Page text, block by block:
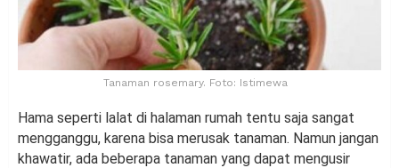
Tanaman rosemary. Foto: Istimewa
Hama seperti lalat di halaman rumah tentu saja sangat
mengganggu, karena bisa merusak tanaman. Namun jangan
khawatir, ada beberapa tanaman yang dapat mengusir